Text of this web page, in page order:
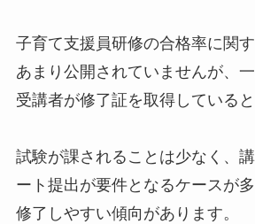
子育て支援員研修の合格率に関
あまり公開されていませんが、
受講者が修了証を取得していると
試験が課されることは少なく、
ート提出が要件となるケースが
修了しやすい傾向があります。